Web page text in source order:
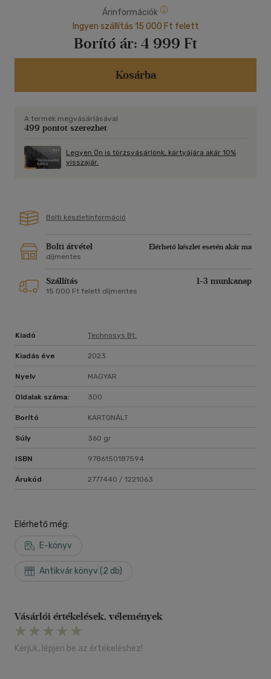
A sématerápiás gondolkodási rendszer életre kel, ahogyan a
jelen és a múlt, a kimondott és a kimondatlan érzések,
gondolatok egy-egy történetben összekapcsolódnak. A
változatos példák segítségével működés közben követhetjük
a folyamatokat, hogy aztán végül mi magunk is egyre jobban
szakértőjévé válhassunk akár saját problémáinknak is.
után.
Ez a kötet az egyik legfrissebb, a tudományos szigorúság és a
gyakorlat spontaneitása közötti egyensúlyt talán leginkább
eltaláló útra vezet bennünket: párkapcsolati
hozzáállásunkat, reakcióinkat és megéléseinket tudattalanul
keresztül.
leírtakat, nekünk, párterapeutáknak sokkal kevesebb
munkánk lesz..."
pszichoterapeuta
Árinformációk
Ingyen szállítás 15 000 Ft felett
Borító ár: 4 999 Ft
Kosárba
A termék megvásárlásával
499 pontot szerezhet
Legyen Ön is törzsvásárlónk, kártyájára akár 10%
visszajár.
Bolti készletinformáció
Bolti átvétel
Elérhető készlet esetén akár ma
díjmentes
Szállítás 1-3 munkanap
15 000 Ft felett díjmentes
Kiadó Technosys Bt.
Kiadás éve 2023
Nyelv MAGYAR
Oldalak száma: 300
Borító KARTONÁLT
Súly 360 gr
ISBN 9786150187594
Árukód 2777440 / 1221063
Elérhető még:
E-könyv
Antikvár könyv (2 db)
Vásárlói értékelések, vélemények
Kérjük, lépjen be az értékeléshez!